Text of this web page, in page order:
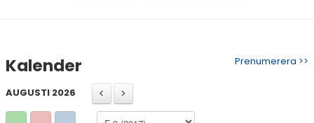
Prenumerera >>
Kalender
AUGUSTI 2026